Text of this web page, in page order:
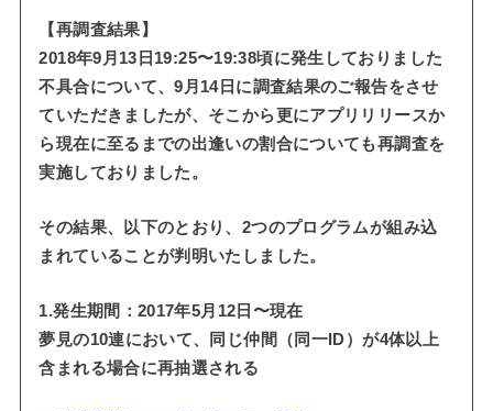
【再調査結果】
2018年9月13日19:25〜19:38頃に発生しておりました
不具合について、9月14日に調査結果のご報告をさせ
ていただきましたが、そこから更にアプリリリースか
ら現在に至るまでの出逢いの割合についても再調査を
実施しておりました。
その結果、以下のとおり、2つのプログラムが組み込
まれていることが判明いたしました。
1.発生期間：2017年5月12日〜現在
夢見の10連において、同じ仲間（同一ID）が4体以上
含まれる場合に再抽選される